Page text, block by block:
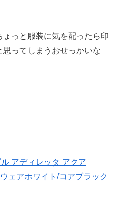
っと服装に気を配ったら印
ってしまうおせっかいな
アディレッタ アクア
ェアホワイト/コアブラック